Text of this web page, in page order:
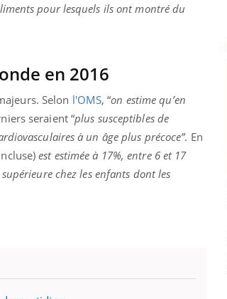
pour lesquels ils ont montré du
en 2016
Selon l'OMS, “on estime qu’en
seraient“plus susceptibles de
à un âge plus précoce”. En
est estimée à 17%, entre 6 et 17
supérieure chez les enfants dont les